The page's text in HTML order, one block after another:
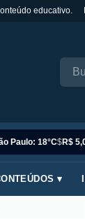
educativo.
Paulo: 18°C$R$
▾